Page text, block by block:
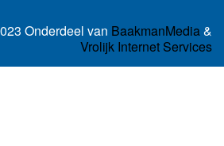
Onderdeel van BaakmanMedia&
Vrolijk Internet Services